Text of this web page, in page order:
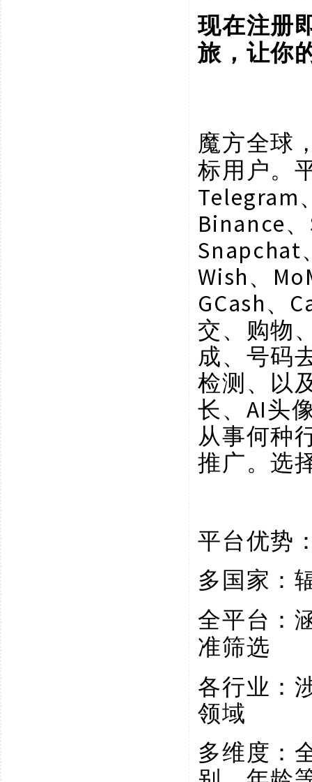
现在注册
旅，让你
魔方全球
标用户。
Telegram
Binance
Snapchat
Wish、
GCash、
交、购物
成、号码
检测、以
长、AI头
从事何种
推广。选
平台优势
多国家：
全平台：
准筛选
各行业：
领域
多维度：